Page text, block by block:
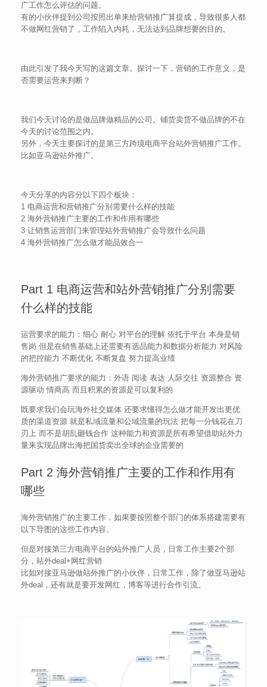
广工作怎么评估的问题。
有的小伙伴提到公司按照出单来给营销推广算提成，导致很多人都
不做网红营销了，工作陷入内耗，无法达到品牌想要的目的。
由此引发了我今天写的这篇文章。探讨一下，营销的工作意义，是
否需要运营来判断？
我们今天讨论的是做品牌做精品的公司。铺货卖货不做品牌的不在
今天的讨论范围之内。
另外，今天主要探讨的是第三方跨境电商平台站外营销推广工作。
比如亚马逊站外推广。
今天分享的内容分以下四个板块：
1 电商运营和营销推广分别需要什么样的技能
2 海外营销推广主要的工作和作用有哪些
3 让销售运营部门来管理站外营销推广会导致什么问题
4 海外营销推广怎么做才能品效合一
Part 1 电商运营和站外营销推广分别需要
什么样的技能
运营要求的能力：细心 耐心 对平台的理解 依托于平台 本身是销
售岗 但是在销售基础上还需要有选品能力和数据分析能力 对风险
的把控能力 不断优化 不断复盘 努力提高业绩
海外营销推广要求的能力：外语 阅读 表达 人际交往 资源整合 资
源驱动 情商高 而且积累的资源是可以复利的
既要求我们会玩海外社交媒体 还要求懂得怎么做才能开发出更优
质的渠道资源 就是私域流量和公域流量的玩法 把每一分钱花在刀
刃上 而不是胡乱砸钱合作 这种能力和资源是所有希望借助站外力
量来实现品牌出海把国货卖出全球的企业需要的
Part 2 海外营销推广主要的工作和作用有
哪些
海外营销推广的主要工作，如果要按照整个部门的体系搭建需要有
以下导图的这些工作内容。
但是对接第三方电商平台的站外推广人员，日常工作主要2个部
分，站外deal+网红营销
比如对接亚马逊做站外推广的小伙伴，日常工作，除了做亚马逊站
外deal，还有就是要开发网红，博客等进行合作引流。